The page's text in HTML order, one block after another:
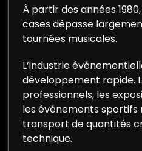
À partir des années
cases dépasse
tournées musicales.
L’industrie
développement rapide.
professionnels, les
les événements sportifs
transport de quantités
technique.